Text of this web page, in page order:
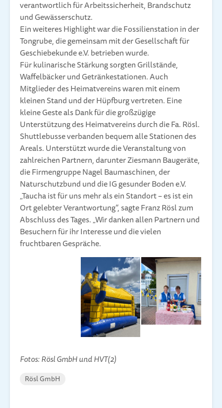
verantwortlich für Arbeitssicherheit, Brandschutz
und Gewässerschutz.
Ein weiteres Highlight war die Fossilienstation in der
Tongrube, die gemeinsam mit der Gesellschaft für
Geschiebekunde e.V. betrieben wurde.
Für kulinarische Stärkung sorgten Grillstände,
Waffelbäcker und Getränkestationen. Auch
Mitglieder des Heimatvereins waren mit einem
kleinen Stand und der Hüpfburg vertreten. Eine
kleine Geste als Dank für die großzügige
Unterstützung des Heimatvereins durch die Fa. Rösl.
Shuttlebusse verbanden bequem alle Stationen des
Areals. Unterstützt wurde die Veranstaltung von
zahlreichen Partnern, darunter Ziesmann Baugeräte,
die Firmengruppe Nagel Baumaschinen, der
Naturschutzbund und die IG gesunder Boden e.V.
„Taucha ist für uns mehr als ein Standort – es ist ein
Ort gelebter Verantwortung“, sagte Franz Rösl zum
Abschluss des Tages. „Wir danken allen Partnern und
Besuchern für ihr Interesse und die vielen
fruchtbaren Gespräche.
Fotos: Rösl GmbH und HVT(2)
Rösl GmbH